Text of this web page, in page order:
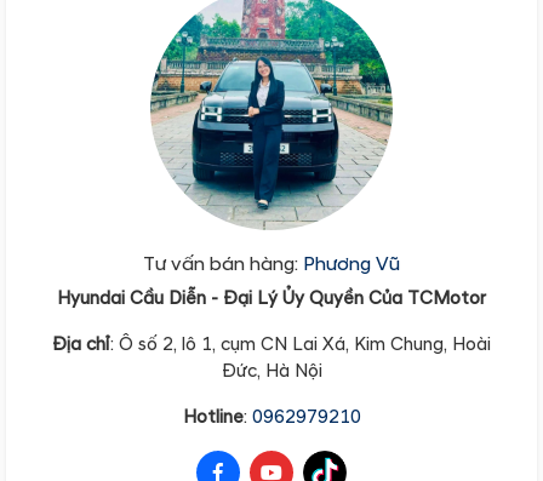
Tư vấn bán hàng: Phương Vũ
Hyundai Cầu Diễn - Đại Lý Ủy Quyền Của TCMotor
Địa chỉ: Ô số 2, lô 1, cụm CN Lai Xá, Kim Chung, Hoài
Đức, Hà Nội
Hotline: 0962979210